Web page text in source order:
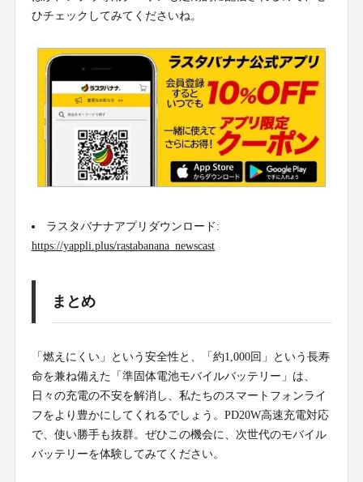
ひチェックしてみてくださいね。
ラスタバナナアプリダウンロード:
https://yappli.plus/rastabanana_newscast
まとめ
「燃えにくい」という安全性と、「約1,000回」という長寿
命を兼ね備えた「準固体電池モバイルバッテリー」は、
日々の充電の不安を解消し、私たちのスマートフォンライ
フをより豊かにしてくれるでしょう。PD20W高速充電対応
で、使い勝手も抜群。ぜひこの機会に、次世代のモバイル
バッテリーを体験してみてください。